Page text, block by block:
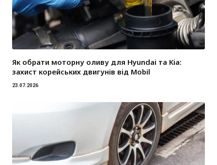
Як обрати моторну оливу для Hyundai та Kia:
захист корейських двигунів від Mobil
23.07.2026